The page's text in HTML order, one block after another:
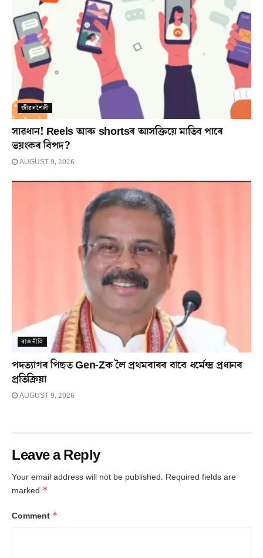
জীৱনশৈলী
সাৱধান! Reels আৰু shortsৰ আসক্তিয়ে মাতিব পাৰে
ভয়ংকৰ বিপদ?
AUGUST 9, 2026
ৰাজনীতি
পদত্যাগৰ পিছত Gen-Zক লৈ প্ৰথমবাৰৰ বাবে ধৰ্মেন্দ্ৰ প্ৰধানৰ
প্ৰতিক্ৰিয়া
AUGUST 9, 2026
Leave a Reply
Your email address will not be published. Required fields are
marked *
Comment *